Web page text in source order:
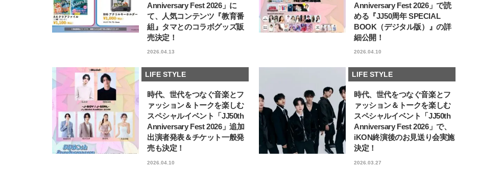
Anniversary Fest 2026」に
て、人気コンテンツ『教育番
組』タマとのコラボグッズ販
売決定！
2026.04.13
Anniversary Fest 2026」で読
める『JJ50周年 SPECIAL
BOOK（デジタル版）』の詳
細公開！
2026.04.10
LIFE STYLE
時代、世代をつなぐ音楽とフ
ァッション＆トークを楽しむ
スペシャルイベント「JJ50th
Anniversary Fest 2026」追加
出演者発表＆チケット一般発
売も決定！
2026.04.10
LIFE STYLE
時代、世代をつなぐ音楽とフ
ァッション＆トークを楽しむ
スペシャルイベント「JJ50th
Anniversary Fest 2026」で、
iKON終演後のお見送り会実施
決定！
2026.03.27